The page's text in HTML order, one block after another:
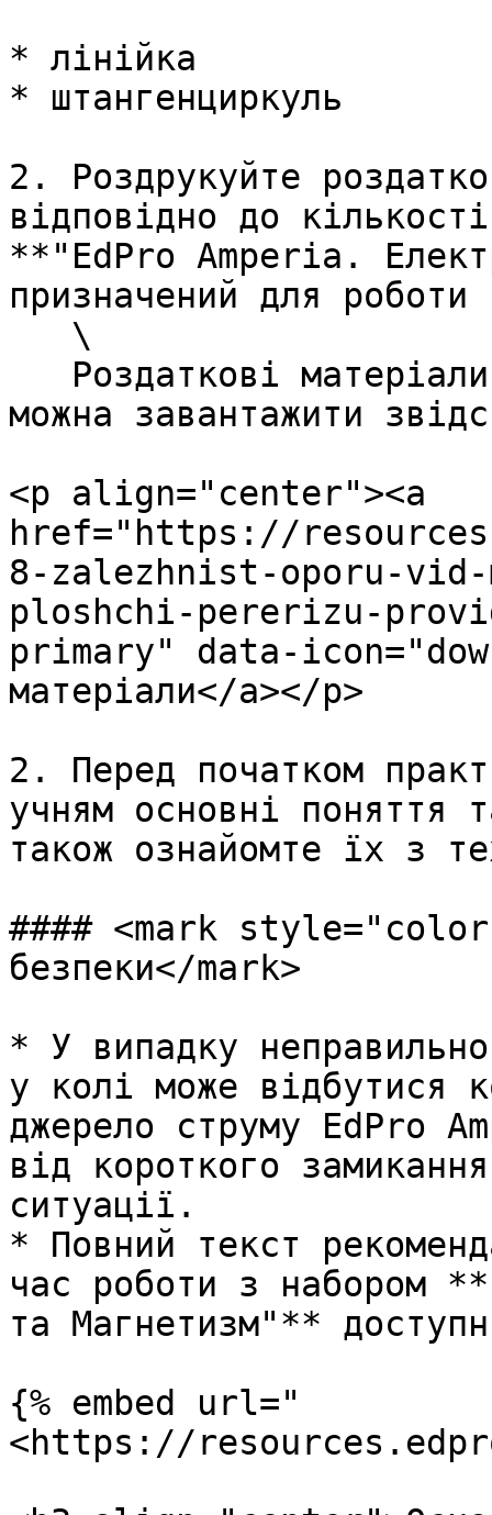
* лінійка
* штангенциркуль
2. Роздрукуйте
відповідно до
**"EdPro Amperia.
призначений для
можна завантажити
<p align="center"><a
href="https://
8-zalezhnist-oporu-
ploshchi-pererizu-
primary" data-
матеріали</a></p>
2. Перед початком
учням основні поняття
також ознайомте їх з
#### <mark
безпеки</mark>
* У випадку
у колі може відбутися
джерело струму EdPro
від короткого
ситуації.
* Повний текст
час роботи з набором
та Магнетизм"**
{% embed url="
<https://